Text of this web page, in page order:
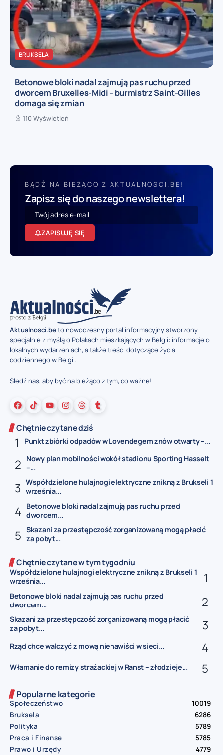
BRUKSELA
Betonowe bloki nadal zajmują pas ruchu przed
dworcem Bruxelles-Midi – burmistrz Saint-Gilles
domaga się zmian
110 Wyświetleń
BĄDŹ NA BIEŻĄCO Z AKTUALNOSCI.BE!
Zapisz się do naszego newslettera!
ZAPISUJĘ SIĘ
Aktualnosci.beto nowoczesny portal informacyjny stworzony
specjalnie z myślą o Polakach mieszkających w Belgii: informacje o
lokalnych wydarzeniach, a także treści dotyczące życia
codziennego w Belgii.
Śledź nas, aby być na bieżąco z tym, co ważne!
Chętnie czytane dziś
Punkt zbiórki odpadów w Lovendegem znów otwarty –...
Nowy plan mobilności wokół stadionu Sporting Hasselt
–...
Współdzielone hulajnogi elektryczne znikną z Brukseli 1
września...
Betonowe bloki nadal zajmują pas ruchu przed
dworcem...
Skazani za przestępczość zorganizowaną mogą płacić
za pobyt...
Chętnie czytane w tym tygodniu
Współdzielone hulajnogi elektryczne znikną z Brukseli 1
września...
Betonowe bloki nadal zajmują pas ruchu przed
dworcem...
Skazani za przestępczość zorganizowaną mogą płacić
za pobyt...
Rząd chce walczyć z mową nienawiści w sieci...
Włamanie do remizy strażackiej w Ranst – złodzieje...
Popularne kategorie
Społeczeństwo
10019
Bruksela
6286
Polityka
5789
Praca i Finanse
5785
Prawo i Urzędy
4779